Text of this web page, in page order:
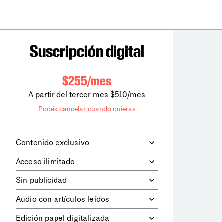
Suscripción digital
$255/mes
A partir del tercer mes $510/mes
Podés cancelar cuando quieras
Contenido exclusivo
digitales dela diaria
los contenidos de Le Monde
diplomatique.
Acceso ilimitado
contenidos.
Sin publicidad
publicitarios.
Audio con artículos leídos
Edición papel digitalizada